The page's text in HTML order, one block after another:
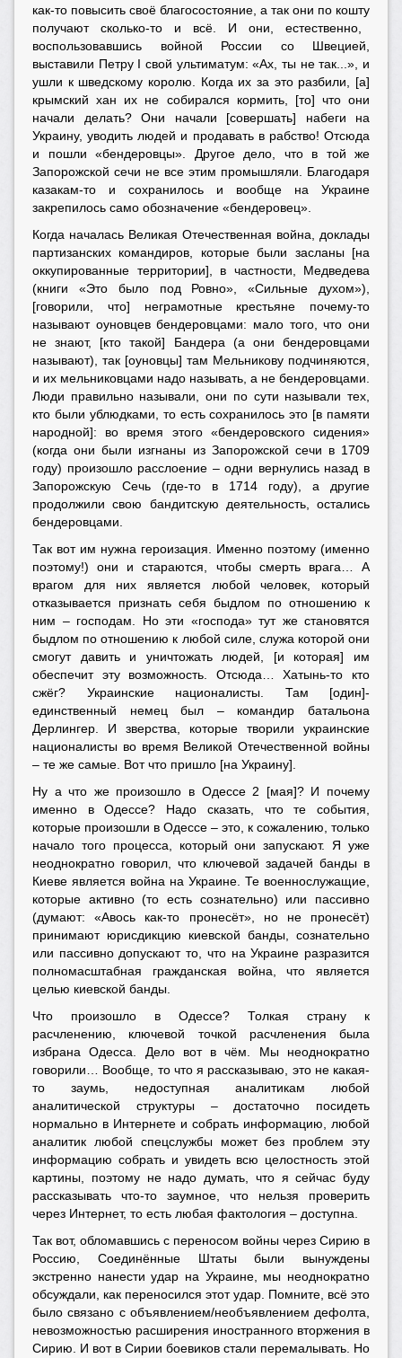
как-то повысить своё благосостояние, а так они по кошту
получают сколько-то и всё. И они, естественно,
воспользовавшись войной России со Швецией,
выставили Петру I свой ультиматум: «Ах, ты не так...», и
ушли к шведскому королю. Когда их за это разбили, [а]
крымский хан их не собирался кормить, [то] что они
начали делать? Они начали [совершать] набеги на
Украину, уводить людей и продавать в рабство! Отсюда
и пошли «бендеровцы». Другое дело, что в той же
Запорожской сечи не все этим промышляли. Благодаря
казакам-то и сохранилось и вообще на Украине
закрепилось само обозначение «бендеровец».
Когда началась Великая Отечественная война, доклады
партизанских командиров, которые были засланы [на
оккупированные территории], в частности, Медведева
(книги «Это было под Ровно», «Сильные духом»),
[говорили, что] неграмотные крестьяне почему-то
называют оуновцев бендеровцами: мало того, что они
не знают, [кто такой] Бандера (а они бендеровцами
называют), так [оуновцы] там Мельникову подчиняются,
и их мельниковцами надо называть, а не бендеровцами.
Люди правильно называли, они по сути называли тех,
кто были ублюдками, то есть сохранилось это [в памяти
народной]: во время этого «бендеровского сидения»
(когда они были изгнаны из Запорожской сечи в 1709
году) произошло расслоение – одни вернулись назад в
Запорожскую Сечь (где-то в 1714 году), а другие
продолжили свою бандитскую деятельность, остались
бендеровцами.
Так вот им нужна героизация. Именно поэтому (именно
поэтому!) они и стараются, чтобы смерть врага… А
врагом для них является любой человек, который
отказывается признать себя быдлом по отношению к
ним – господам. Но эти «господа» тут же становятся
быдлом по отношению к любой силе, служа которой они
смогут давить и уничтожать людей, [и которая] им
обеспечит эту возможность. Отсюда… Хатынь-то кто
сжёг? Украинские националисты. Там [один]-
единственный немец был – командир батальона
Дерлингер. И зверства, которые творили украинские
националисты во время Великой Отечественной войны
– те же самые. Вот что пришло [на Украину].
Ну а что же произошло в Одессе 2 [мая]? И почему
именно в Одессе? Надо сказать, что те события,
которые произошли в Одессе – это, к сожалению, только
начало того процесса, который они запускают. Я уже
неоднократно говорил, что ключевой задачей банды в
Киеве является война на Украине. Те военнослужащие,
которые активно (то есть сознательно) или пассивно
(думают: «Авось как-то пронесёт», но не пронесёт)
принимают юрисдикцию киевской банды, сознательно
или пассивно допускают то, что на Украине разразится
полномасштабная гражданская война, что является
целью киевской банды.
Что произошло в Одессе? Толкая страну к
расчленению, ключевой точкой расчленения была
избрана Одесса. Дело вот в чём. Мы неоднократно
говорили… Вообще, то что я рассказываю, это не какая-
то заумь, недоступная аналитикам любой
аналитической структуры – достаточно посидеть
нормально в Интернете и собрать информацию, любой
аналитик любой спецслужбы может без проблем эту
информацию собрать и увидеть всю целостность этой
картины, поэтому не надо думать, что я сейчас буду
рассказывать что-то заумное, что нельзя проверить
через Интернет, то есть любая фактология – доступна.
Так вот, обломавшись с переносом войны через Сирию в
Россию, Соединённые Штаты были вынуждены
экстренно нанести удар на Украине, мы неоднократно
обсуждали, как переносился этот удар. Помните, всё это
было связано с объявлением/необъявлением дефолта,
невозможностью расширения иностранного вторжения в
Сирию. И вот в Сирии боевиков стали перемалывать. Но